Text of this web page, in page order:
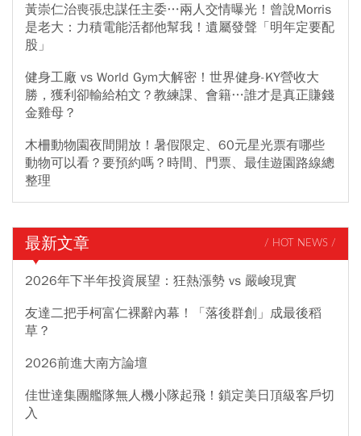
黃崇仁治喪張忠謀任主委…兩人交情曝光！曾說Morris
是老大：力積電能活都他幫我！遺屬發聲「明年定要配
股」
健身工廠 vs World Gym大解密！世界健身-KY營收大
勝，獲利卻輸給柏文？教練課、會籍…誰才是真正賺錢
金雞母？
木柵動物園夜間開放！暑假限定、60元星光票有哪些
動物可以看？要預約嗎？時間、門票、最佳遊園路線總
整理
最新文章 / HOT NEWS /
2026年下半年投資展望：狂熱漲勢 vs 嚴峻現實
友達二把手柯富仁裸辭內幕！「落後群創」成最後稻
草？
2026前進大南方論壇
佳世達集團艦隊無人機小隊起飛！鎖定美日頂級客戶切
入